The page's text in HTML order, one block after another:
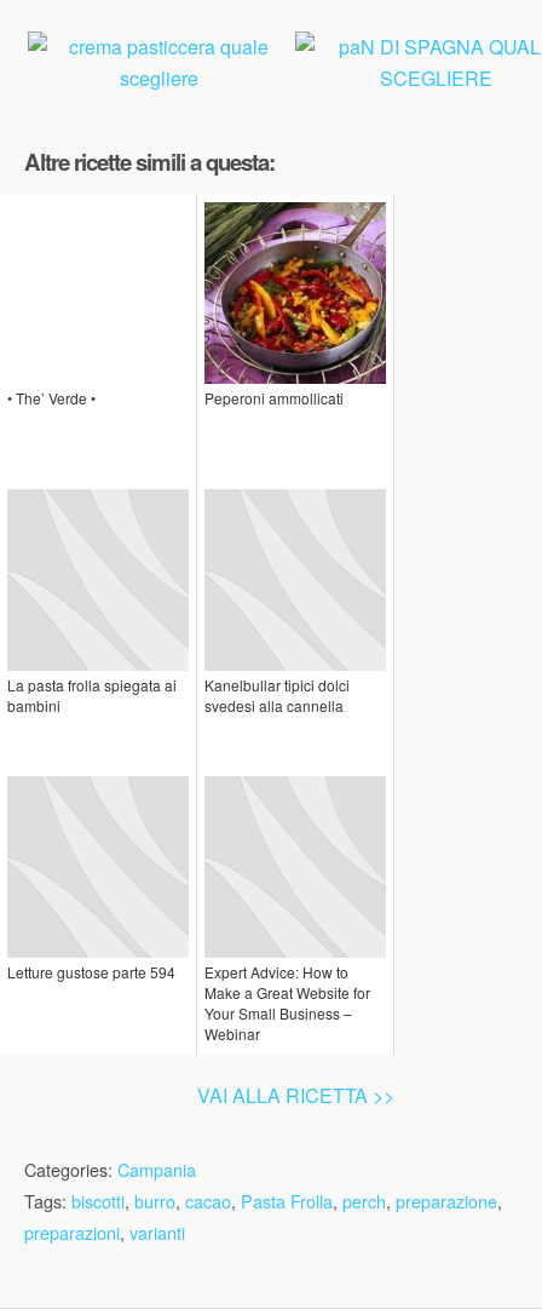
Altre ricette simili a questa:
• The’ Verde • Peperoni ammollicati
La pasta frolla spiegata ai
bambini
Kanelbullar tipici dolci
svedesi alla cannella
Letture gustose parte 594
Expert Advice: How to
Make a Great Website for
Your Small Business –
Webinar
VAI ALLA RICETTA >>
Categories: Campania
Tags: biscotti, burro, cacao, Pasta Frolla, perch, preparazione,
preparazioni, varianti